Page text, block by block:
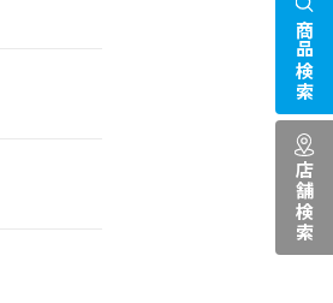
商品検索
店舗検索